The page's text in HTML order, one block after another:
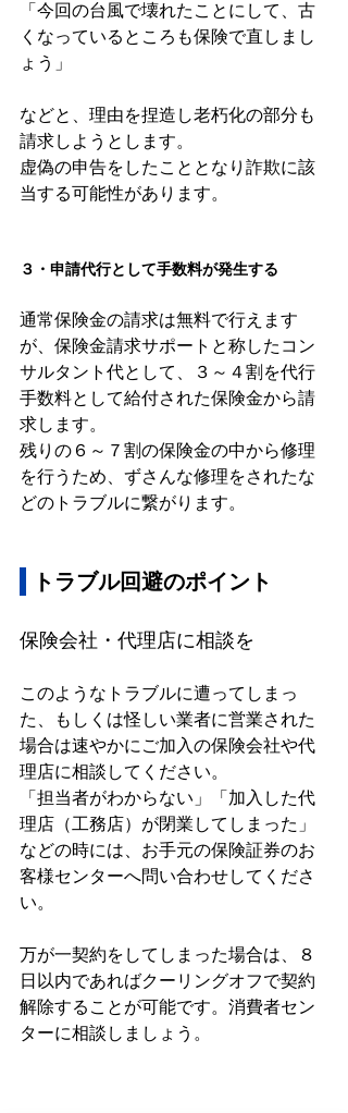
「今回の台風で壊れたことにして、古
くなっているところも保険で直しまし
ょう」
などと、理由を捏造し老朽化の部分も
請求しようとします。
虚偽の申告をしたこととなり詐欺に該
当する可能性があります。
３・申請代行として手数料が発生する
通常保険金の請求は無料で行えます
が、保険金請求サポートと称したコン
サルタント代として、３～４割を代行
手数料として給付された保険金から請
求します。
残りの６～７割の保険金の中から修理
を行うため、ずさんな修理をされたな
どのトラブルに繋がります。
トラブル回避のポイント
保険会社・代理店に相談を
このようなトラブルに遭ってしまっ
た、もしくは怪しい業者に営業された
場合は速やかにご加入の保険会社や代
理店に相談してください。
「担当者がわからない」「加入した代
理店（工務店）が閉業してしまった」
などの時には、お手元の保険証券のお
客様センターへ問い合わせしてくださ
い。
万が一契約をしてしまった場合は、８
日以内であればクーリングオフで契約
解除することが可能です。消費者セン
ターに相談しましょう。